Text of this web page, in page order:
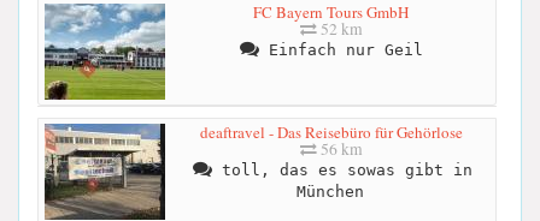
FC Bayern Tours GmbH
52 km
Einfach nur Geil
deaftravel - Das Reisebüro für Gehörlose
56 km
toll, das es sowas gibt in
München